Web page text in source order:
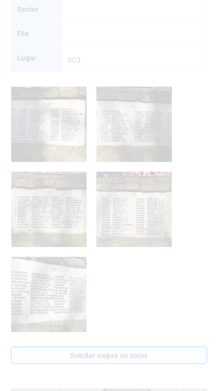
Sector
Fila
Lugar 003
Solicitar mejora de datos